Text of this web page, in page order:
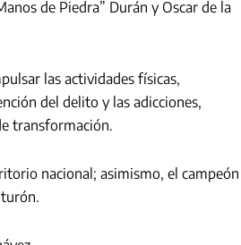
de Piedra” Durán y Oscar de la
las actividades físicas,
del delito y las adicciones,
transformación.
nacional; asimismo, el campeón